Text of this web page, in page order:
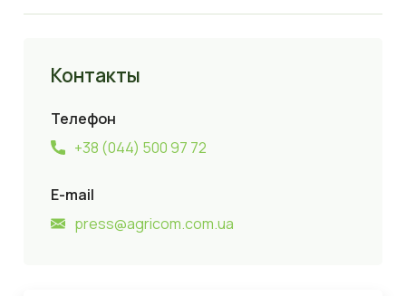
Контакты
Телефон
+38 (044) 500 97 72
E-mail
press@agricom.com.ua